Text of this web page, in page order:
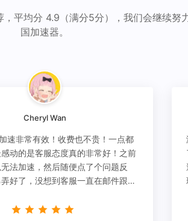
平均分 4.9（满分5分），我们会继续努
国加速器。
Cheryl Wan
速非常有效！收费也不贵！一点都
动的是客服态度真的非常好！之前
法加速，然后随便点了个问题反
好了，没想到客服一直在邮件跟